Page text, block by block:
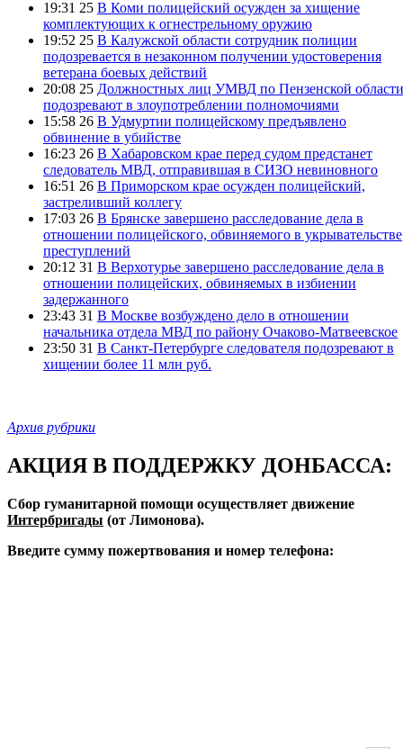
19:31 25 В Коми полицейский осужден за хищение
комплектующих к огнестрельному оружию
19:52 25 В Калужской области сотрудник полиции
подозревается в незаконном получении удостоверения
ветерана боевых действий
20:08 25 Должностных лиц УМВД по Пензенской области
подозревают в злоупотреблении полномочиями
15:58 26 В Удмуртии полицейскому предъявлено
обвинение в убийстве
16:23 26 В Хабаровском крае перед судом предстанет
следователь МВД, отправившая в СИЗО невиновного
16:51 26 В Приморском крае осужден полицейский,
застреливший коллегу
17:03 26 В Брянске завершено расследование дела в
отношении полицейского, обвиняемого в укрывательстве
преступлений
20:12 31 В Верхотурье завершено расследование дела в
отношении полицейских, обвиняемых в избиении
задержанного
23:43 31 В Москве возбуждено дело в отношении
начальника отдела МВД по району Очаково-Матвеевское
23:50 31 В Санкт-Петербурге следователя подозревают в
хищении более 11 млн руб.
Архив рубрики
АКЦИЯ В ПОДДЕРЖКУ ДОНБАССА:
Сбор гуманитарной помощи осуществляет движение
Интербригады (от Лимонова).
Введите сумму пожертвования и номер телефона: